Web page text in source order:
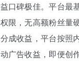
口碑极佳。平台最
限，无高额粉丝
成收益，平台按
广告收益，即便